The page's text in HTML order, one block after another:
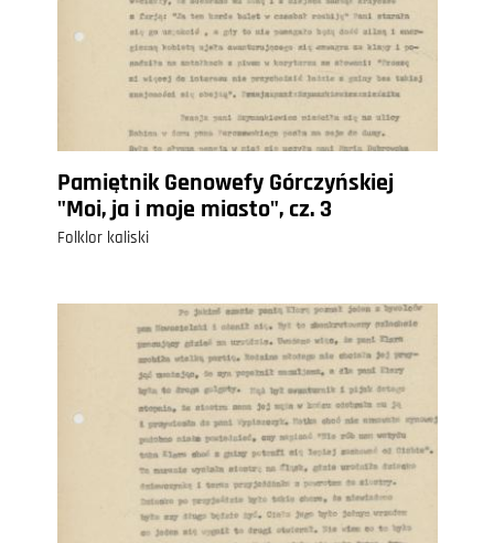
Pamiętnik Genowefy Górczyńskiej
"Moi, ja i moje miasto", cz. 3
Folklor kaliski